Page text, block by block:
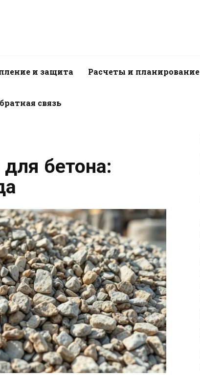
и защита Расчеты и планирование
связь
бетона: